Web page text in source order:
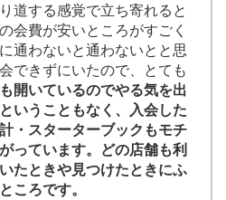
道する感覚で立ち寄れると
会費が安いところがすごく
通わないと通わないとと思
できずにいたので、とても
開いているのでやる気を出
いうこともなく、入会した
・スターターブックもモチ
っています。どの店舗も利
たときや見つけたときにふ
ころです。